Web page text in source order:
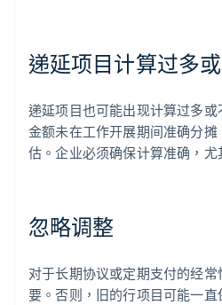
递延项目计算过多
递延项目也可能出现计算过多
金额未在工作开展期间准确分
估。企业必须确保计算准确，尤
忽略调整
对于长期协议或定期支付的经
要。否则，旧的行项目可能一